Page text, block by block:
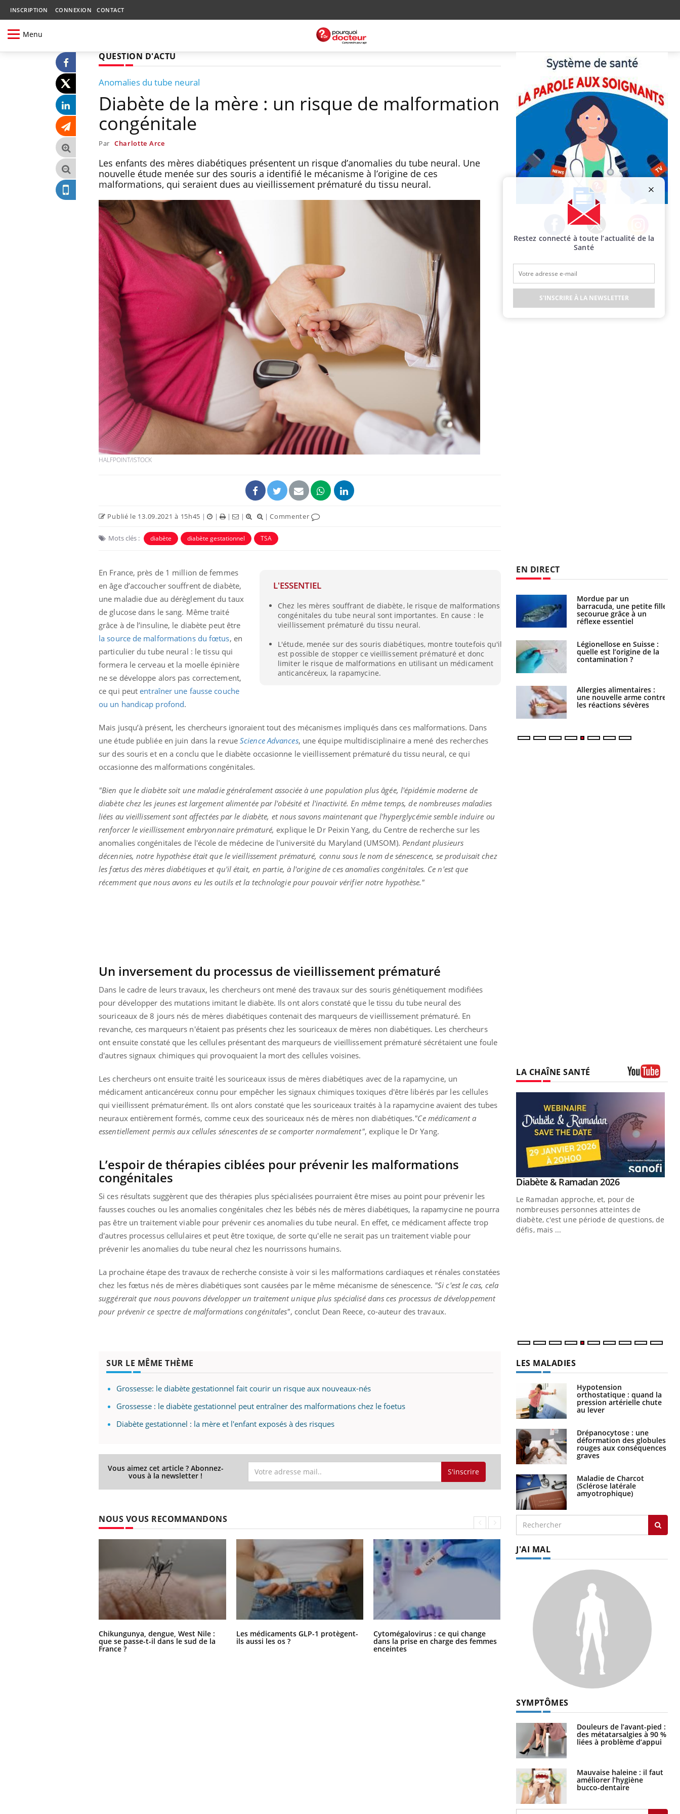
INSCRIPTION CONNEXION CONTACT
Menu
QUESTION D'ACTU
Anomalies du tube neural
Diabète de la mère : un risque de malformation
congénitale
Par Charlotte Arce
Les enfants des mères diabétiques présentent un risque d’anomalies du tube neural. Une
nouvelle étude menée sur des souris a identifié le mécanisme à l’origine de ces
malformations, qui seraient dues au vieillissement prématuré du tissu neural.
HALFPOINT/ISTOCK
Publié le 13.09.2021 à 15h45 | | | | |Commenter
Mots clés : diabète diabète gestationnel TSA
L'ESSENTIEL
Chez les mères souffrant de diabète, le risque de malformations
congénitales du tube neural sont importantes. En cause : le
vieillissement prématuré du tissu neural.
L'étude, menée sur des souris diabétiques, montre toutefois qu'il
est possible de stopper ce vieillissement prématuré et donc
limiter le risque de malformations en utilisant un médicament
anticancéreux, la rapamycine.
En France, près de 1 million de femmes
en âge d’accoucher souffrent de diabète,
une maladie due au dérèglement du taux
de glucose dans le sang. Même traité
grâce à de l’insuline, le diabète peut être
la source de malformations du fœtus, en
particulier du tube neural : le tissu qui
formera le cerveau et la moelle épinière
ne se développe alors pas correctement,
ce qui peutentraîner une fausse couche
ou un handicap profond.
Mais jusqu’à présent, les chercheurs ignoraient tout des mécanismes impliqués dans ces malformations. Dans
une étude publiée en juin dans la revueScience Advances, une équipe multidisciplinaire a mené des recherches
sur des souris et en a conclu que le diabète occasionne le vieillissement prématuré du tissu neural, ce qui
occasionne des malformations congénitales.
"Bien que le diabète soit une maladie généralement associée à une population plus âgée, l'épidémie moderne de
diabète chez les jeunes est largement alimentée par l'obésité et l'inactivité. En même temps, de nombreuses maladies
liées au vieillissement sont affectées par le diabète, et nous savons maintenant que l'hyperglycémie semble induire ou
renforcer le vieillissement embryonnaire prématuré, explique le Dr Peixin Yang, du Centre de recherche sur les
anomalies congénitales de l'école de médecine de l'université du Maryland (UMSOM). Pendant plusieurs
décennies, notre hypothèse était que le vieillissement prématuré, connu sous le nom de sénescence, se produisait chez
les fœtus des mères diabétiques et qu'il était, en partie, à l'origine de ces anomalies congénitales. Ce n'est que
récemment que nous avons eu les outils et la technologie pour pouvoir vérifier notre hypothèse."
Un inversement du processus de vieillissement prématuré
Dans le cadre de leurs travaux, les chercheurs ont mené des travaux sur des souris génétiquement modifiées
pour développer des mutations imitant le diabète. Ils ont alors constaté que le tissu du tube neural des
souriceaux de 8 jours nés de mères diabétiques contenait des marqueurs de vieillissement prématuré. En
revanche, ces marqueurs n'étaient pas présents chez les souriceaux de mères non diabétiques. Les chercheurs
ont ensuite constaté que les cellules présentant des marqueurs de vieillissement prématuré sécrétaient une foule
d'autres signaux chimiques qui provoquaient la mort des cellules voisines.
Les chercheurs ont ensuite traité les souriceaux issus de mères diabétiques avec de la rapamycine, un
médicament anticancéreux connu pour empêcher les signaux chimiques toxiques d'être libérés par les cellules
qui vieillissent prématurément. Ils ont alors constaté que les souriceaux traités à la rapamycine avaient des tubes
neuraux entièrement formés, comme ceux des souriceaux nés de mères non diabétiques."Ce médicament a
essentiellement permis aux cellules sénescentes de se comporter normalement", explique le Dr Yang.
L’espoir de thérapies ciblées pour prévenir les malformations
congénitales
Si ces résultats suggèrent que des thérapies plus spécialisées pourraient être mises au point pour prévenir les
fausses couches ou les anomalies congénitales chez les bébés nés de mères diabétiques, la rapamycine ne pourra
pas être un traitement viable pour prévenir ces anomalies du tube neural. En effet, ce médicament affecte trop
d'autres processus cellulaires et peut être toxique, de sorte qu'elle ne serait pas un traitement viable pour
prévenir les anomalies du tube neural chez les nourrissons humains.
La prochaine étape des travaux de recherche consiste à voir si les malformations cardiaques et rénales constatées
chez les fœtus nés de mères diabétiques sont causées par le même mécanisme de sénescence. "Si c'est le cas, cela
suggérerait que nous pouvons développer un traitement unique plus spécialisé dans ces processus de développement
pour prévenir ce spectre de malformations congénitales", conclut Dean Reece, co-auteur des travaux.
SUR LE MÊME THÈME
Grossesse: le diabète gestationnel fait courir un risque aux nouveaux-nés
Grossesse : le diabète gestationnel peut entraîner des malformations chez le foetus
Diabète gestationnel : la mère et l'enfant exposés à des risques
Vous aimez cet article ? Abonnez-
vous à la newsletter ! S'inscrire
NOUS VOUS RECOMMANDONS
Chikungunya, dengue, West Nile :
que se passe-t-il dans le sud de la
France ?
Les médicaments GLP-1 protègent-
ils aussi les os ?
Cytomégalovirus : ce qui change
dans la prise en charge des femmes
enceintes
La sieste empêche-t-elle de dormir
la nuit ?
Facebook Twitter Instagram
EN DIRECT
Fortes chaleurs :
pourquoi le risque de
noyade grimpe-t-il ?
Le Viagra pourrait-il
freiner la propagation du
Pourquoi manger moins
de protéines pourrait
finalement être bénéfique
que dit la science
Le smartphone nuit-il à
l'apprentissage de la
lecture ?
Mordue par un
barracuda, une petite fille
secourue grâce à un
réflexe essentiel
Légionellose en Suisse :
quelle est l’origine de la
contamination ?
Allergies alimentaires :
une nouvelle arme contre
les réactions sévères
Comment gérer le
sommeil des enfants en
vacances ?
Bilan prévention : ce que
les kinés pourront
bientôt faire
TDAH : quel est ce
traitement autorisé aux
États-Unis ?
LA CHAÎNE SANTÉ
Insuline & Charge mentale : et si on
osait en parler?? Youtube
En 2026, l'insuline dans le diabète de type 2
reste entourée d'idées reçues chez les
patients comme parfois chez les soignants.
préparer pour l’été !Youtube
L'été arrive… et avec lui, un tout nouveau
rythme de vie ! Vacances, plage, piscine,
soleil, activités en plein air… Nos mains
sont ...
Youtube
Diabète & Ramadan 2026Youtube
Le Ramadan approche, et, pour de
nombreuses personnes atteintes de
diabète, c'est une période de questions, de
défis, mais ...
LES MALADIES
Hypotension
orthostatique : quand la
pression artérielle chute
au lever
Drépanocytose : une
déformation des globules
rouges aux conséquences
graves
Maladie de Charcot
(Sclérose latérale
amyotrophique)
J'AI MAL
SYMPTÔMES
Douleurs de l’avant-pied :
des métatarsalgies à 90 %
liées à problème d’appui
Mauvaise haleine : il faut
améliorer l’hygiène
bucco-dentaire
Restez connecté à toute l’actualité de la
Santé
S'INSCRIRE À LA NEWSLETTER